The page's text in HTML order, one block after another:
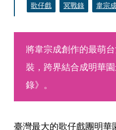
歌仔戲 冥戰錄 韋宗
將韋宗成創作的最萌
裝，跨界結合成明華
錄》。
臺灣最大的歌仔戲團明